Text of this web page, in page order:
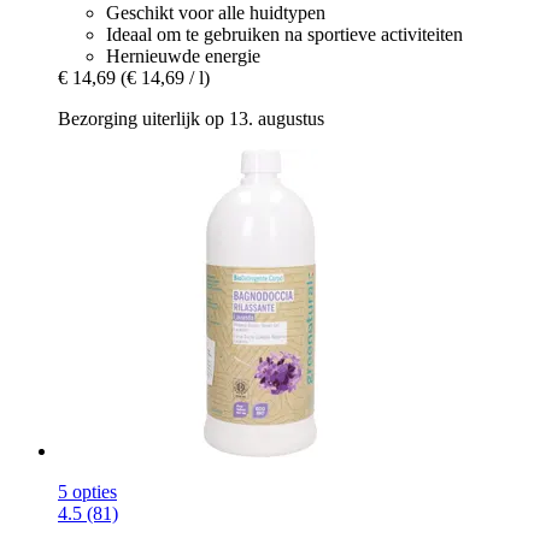
Geschikt voor alle huidtypen
Ideaal om te gebruiken na sportieve activiteiten
Hernieuwde energie
€ 14,69 (€ 14,69 / l)
Bezorging uiterlijk op 13. augustus
5 opties
4.5 (81)